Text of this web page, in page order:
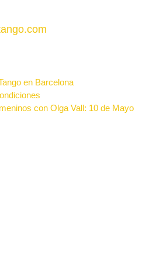
en Barcelona
con Olga Vall: 10 de Mayo